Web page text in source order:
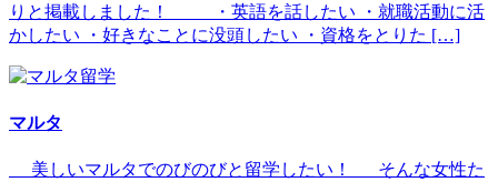
りと掲載しました！ ・英語を話したい ・就職活動に活
かしたい ・好きなことに没頭したい ・資格をとりた […]
マルタ
美しいマルタでのびのびと留学したい！ そんな女性た